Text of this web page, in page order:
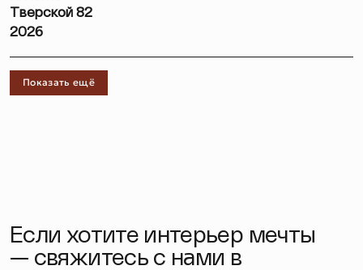
Тверской 82
2026
Показать ещё
Если хотите интерьер мечты
— свяжитесь с нами в